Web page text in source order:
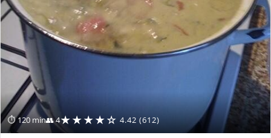
⏱ 120 min👥 4★★★★☆ 4.42 (612)